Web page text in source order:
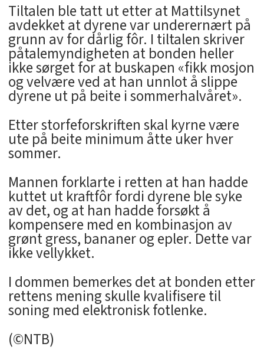
Tiltalen ble tatt ut etter at Mattilsynet
avdekket at dyrene var underernært på
grunn av for dårlig fôr. I tiltalen skriver
påtalemyndigheten at bonden heller
ikke sørget for at buskapen «fikk mosjon
og velvære ved at han unnlot å slippe
dyrene ut på beite i sommerhalvåret».
Etter storfeforskriften skal kyrne være
ute på beite minimum åtte uker hver
sommer.
Mannen forklarte i retten at han hadde
kuttet ut kraftfôr fordi dyrene ble syke
av det, og at han hadde forsøkt å
kompensere med en kombinasjon av
grønt gress, bananer og epler. Dette var
ikke vellykket.
I dommen bemerkes det at bonden etter
rettens mening skulle kvalifisere til
soning med elektronisk fotlenke.
(©NTB)